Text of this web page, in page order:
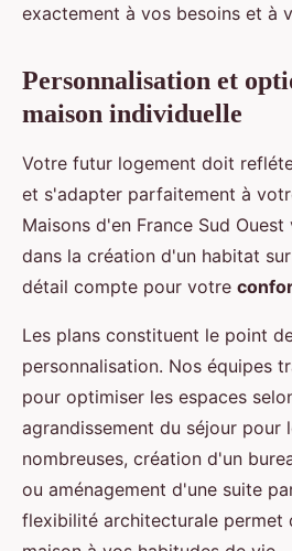
exactement à vos besoins et à
Personnalisation et
maison individuelle
Votre futur logement doit
et s'adapter parfaitement à
Maisons d'en France Sud
dans la création d'un habitat
détail compte pour votre
Les plans constituent le point
personnalisation. Nos équipes
pour optimiser les espaces
agrandissement du séjour pour
nombreuses, création d'un
ou aménagement d'une suite
flexibilité architecturale permet